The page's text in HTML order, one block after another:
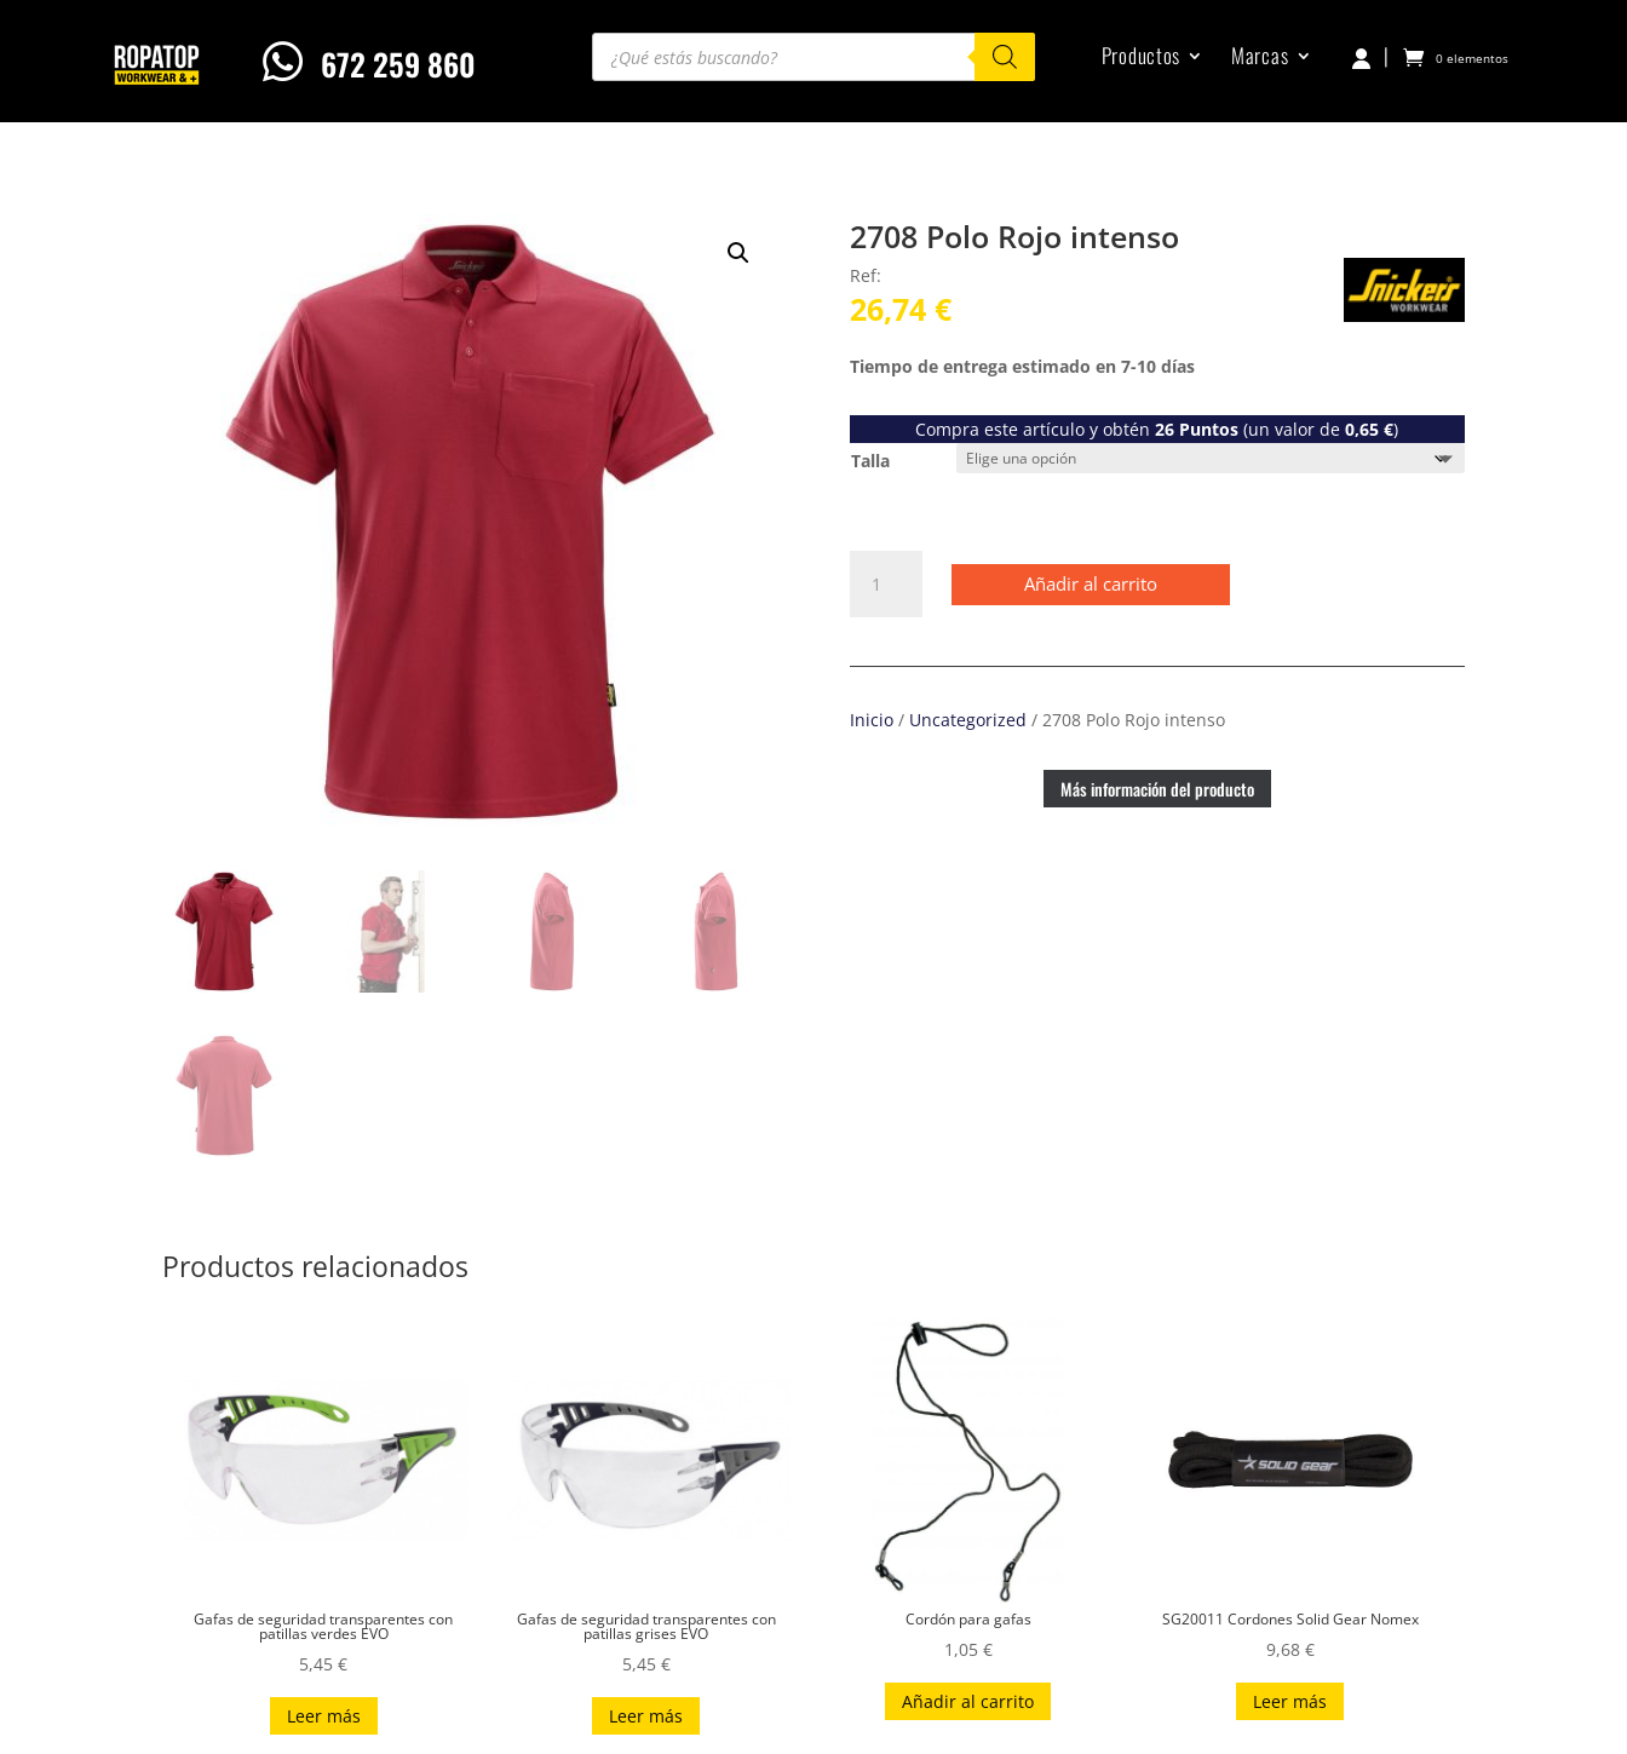
 672 259 860
Búsqueda
productos
Productos Marcas | 0 elementos
2708 Polo Rojo intenso
Ref:
26,74 €
Tiempo de entrega estimado en 7-10 días
Compra este artículo y obtén26 Puntos (un valor de0,65€)
Talla
Polo
Añadir al carrito
Inicio/ Uncategorized / 2708 Polo Rojo intenso
Más información del producto
Productos relacionados
Gafas de seguridad transparentes con
patillas verdes EVO
5,45€
Leer más
Gafas de seguridad transparentes con
patillas grises EVO
5,45 €
Leer más
Cordón para gafas
1,05 €
Añadir al carrito
SG20011 Cordones Solid Gear Nomex
9,68 €
Leer más